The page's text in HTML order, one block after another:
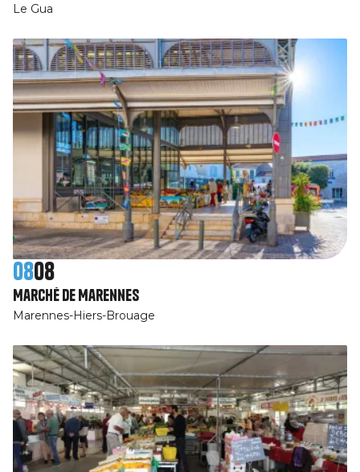
Le Gua
0808
Marché de Marennes
Marennes-Hiers-Brouage